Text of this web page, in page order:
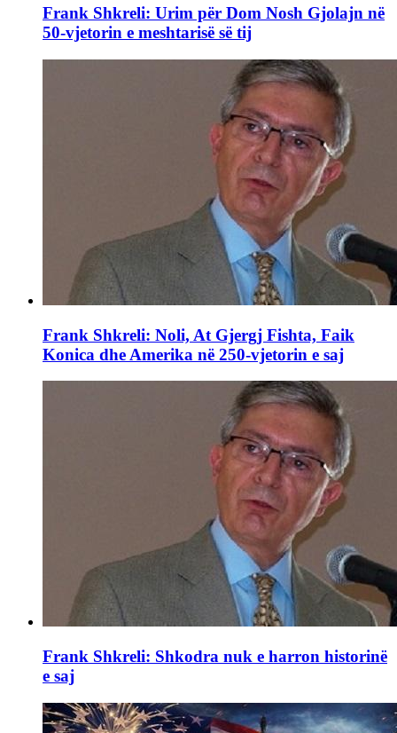
Frank Shkreli: Urim për Dom Nosh Gjolajn në
50-vjetorin e meshtarisë së tij
Frank Shkreli: Noli, At Gjergj Fishta, Faik
Konica dhe Amerika në 250-vjetorin e saj
Frank Shkreli: Shkodra nuk e harron historinë
e saj